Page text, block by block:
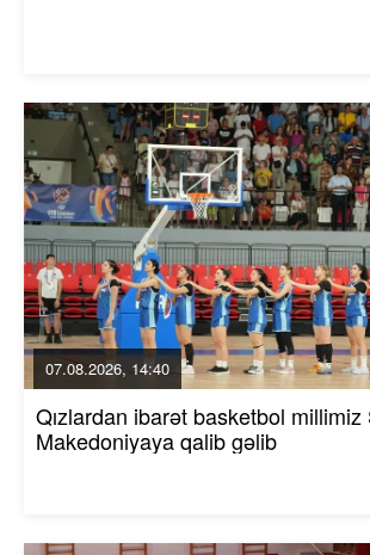
07.08.2026, 14:40
Qızlardan ibarət basketbol millimiz
Makedoniyaya qalib gəlib